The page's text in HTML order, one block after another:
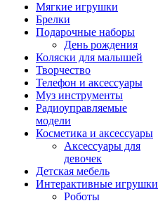
Мягкие игрушки
Брелки
Подарочные наборы
День рождения
Коляски для малышей
Творчество
Телефон и аксессуары
Муз инструменты
Радиоуправляемые
модели
Косметика и аксессуары
Аксессуары для
девочек
Детская мебель
Интерактивные игрушки
Роботы